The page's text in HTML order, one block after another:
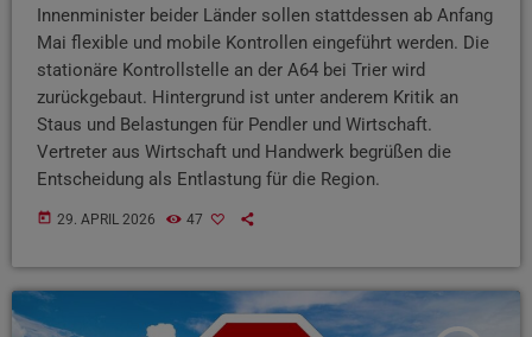
Innenminister beider Länder sollen stattdessen ab Anfang
Mai flexible und mobile Kontrollen eingeführt werden. Die
stationäre Kontrollstelle an der A64 bei Trier wird
zurückgebaut. Hintergrund ist unter anderem Kritik an
Staus und Belastungen für Pendler und Wirtschaft.
Vertreter aus Wirtschaft und Handwerk begrüßen die
Entscheidung als Entlastung für die Region.
today 29. APRIL 2026 47